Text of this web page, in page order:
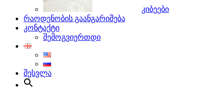
კიბეები
რაოდენობის გაანგარიშება
კონტაქტი
შემოგვიერთდი
შესვლა